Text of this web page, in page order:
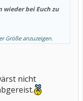
wieder bei Euch zu
Größe anzuzeigen.
nicht